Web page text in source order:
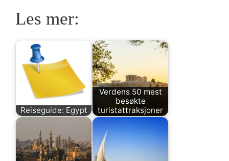
Les mer:
Reiseguide: Egypt
Verdens 50 mest
besøkte
turistattraksjoner